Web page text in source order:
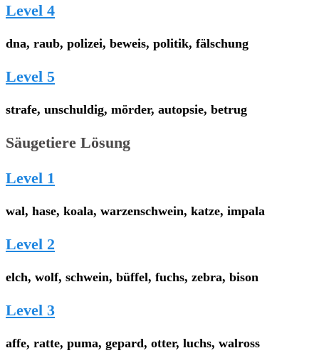
Level 4
dna, raub, polizei, beweis, politik, fälschung
Level 5
strafe, unschuldig, mörder, autopsie, betrug
Säugetiere Lösung
Level 1
wal, hase, koala, warzenschwein, katze, impala
Level 2
elch, wolf, schwein, büffel, fuchs, zebra, bison
Level 3
affe, ratte, puma, gepard, otter, luchs, walross